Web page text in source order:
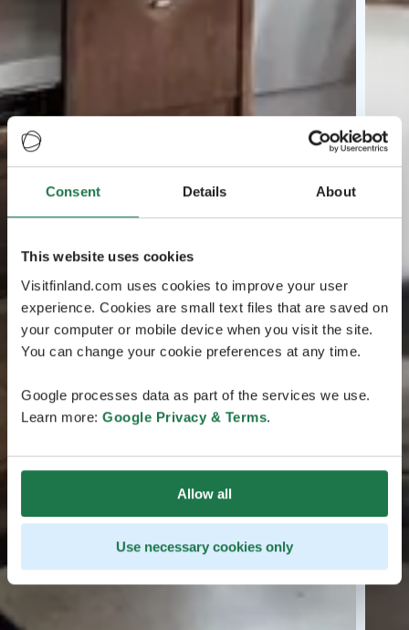
Consent Details About
This website uses cookies
Visitfinland.com uses cookies to improve your user
experience. Cookies are small text files that are saved on
your computer or mobile device when you visit the site.
You can change your cookie preferences at any time.
Google processes data as part of the services we use.
Learn more: Google Privacy & Terms.
Allow all
Use necessary cookies only